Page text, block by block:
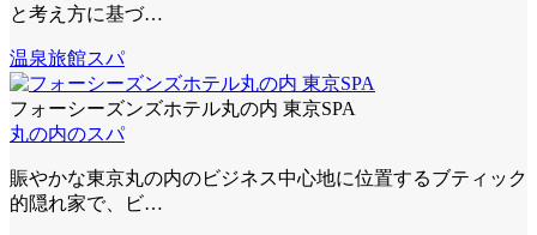
と考え方に基づ…
温泉旅館スパ
フォーシーズンズホテル丸の内 東京SPA
丸の内のスパ
賑やかな東京丸の内のビジネス中心地に位置するブティック
的隠れ家で、ビ…